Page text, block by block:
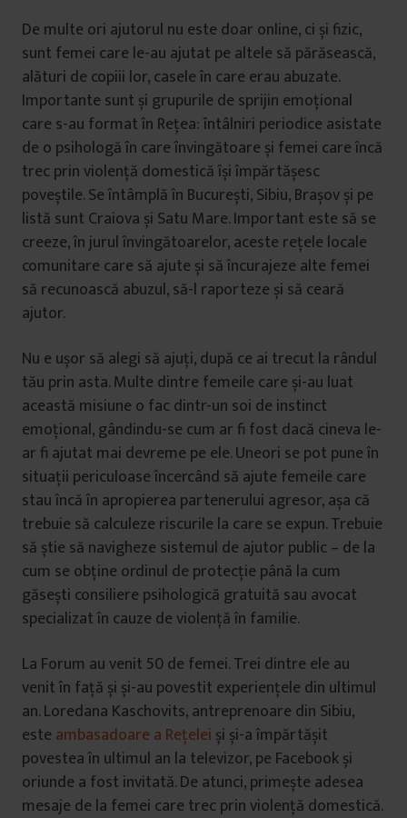
De multe ori ajutorul nu este doar online, ci și fizic,
sunt femei care le-au ajutat pe altele să părăsească,
alături de copiii lor, casele în care erau abuzate.
Importante sunt și grupurile de sprijin emoțional
care s-au format în Rețea: întâlniri periodice asistate
de o psihologă în care învingătoare și femei care încă
trec prin violență domestică își împărtășesc
poveștile. Se întâmplă în București, Sibiu, Brașov și pe
listă sunt Craiova și Satu Mare. Important este să se
creeze, în jurul învingătoarelor, aceste rețele locale
comunitare care să ajute și să încurajeze alte femei
să recunoască abuzul, să-l raporteze și să ceară
ajutor.
Nu e ușor să alegi să ajuți, după ce ai trecut la rândul
tău prin asta. Multe dintre femeile care și-au luat
această misiune o fac dintr-un soi de instinct
emoțional, gândindu-se cum ar fi fost dacă cineva le-
ar fi ajutat mai devreme pe ele. Uneori se pot pune în
situații periculoase încercând să ajute femeile care
stau încă în apropierea partenerului agresor, așa că
trebuie să calculeze riscurile la care se expun. Trebuie
să știe să navigheze sistemul de ajutor public – de la
cum se obține ordinul de protecție până la cum
găsești consiliere psihologică gratuită sau avocat
specializat în cauze de violență în familie.
La Forum au venit 50 de femei. Trei dintre ele au
venit în față și și-au povestit experiențele din ultimul
an. Loredana Kaschovits, antreprenoare din Sibiu,
este ambasadoare a Rețelei și și-a împărtășit
povestea în ultimul an la televizor, pe Facebook și
oriunde a fost invitată. De atunci, primește adesea
mesaje de la femei care trec prin violență domestică.